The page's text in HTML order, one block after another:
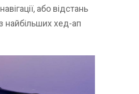
або відстань
найбільших хед-ап